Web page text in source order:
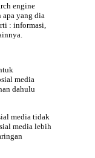
engine
apa yang dia
: informasi,
media
dahulu
media tidak
media lebih